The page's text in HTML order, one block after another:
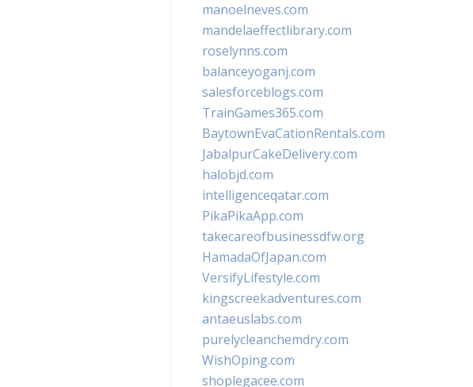
manoelneves.com
mandelaeffectlibrary.com
roselynns.com
balanceyoganj.com
salesforceblogs.com
TrainGames365.com
BaytownEvaCationRentals.com
JabalpurCakeDelivery.com
halobjd.com
intelligenceqatar.com
PikaPikaApp.com
takecareofbusinessdfw.org
HamadaOfJapan.com
VersifyLifestyle.com
kingscreekadventures.com
antaeuslabs.com
purelycleanchemdry.com
WishOping.com
shoplegacee.com